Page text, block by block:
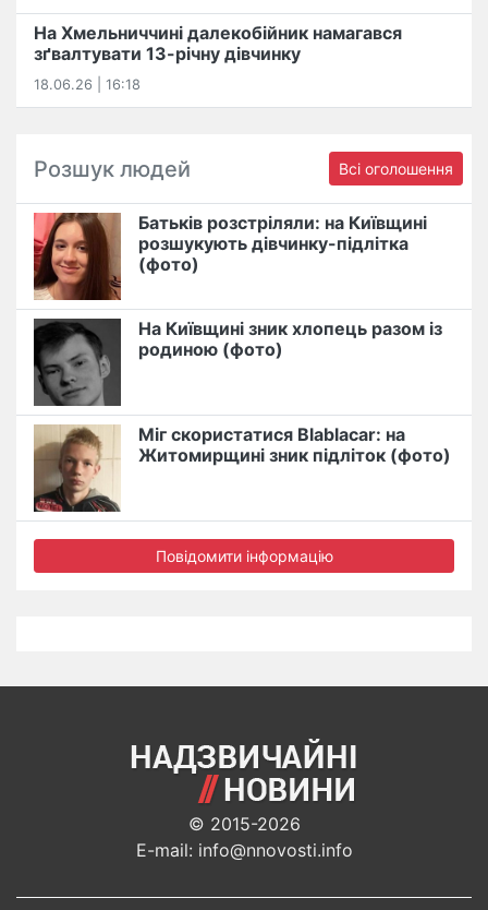
На Хмельниччині далекобійник намагався
зґвалтувати 13-річну дівчинку
18.06.26 | 16:18
Розшук людей Всі оголошення
Батьків розстріляли: на Київщині
розшукують дівчинку-підлітка
(фото)
На Київщині зник хлопець разом із
родиною (фото)
Міг скористатися Blablacar: на
Житомирщині зник підліток (фото)
Повідомити інформацію
© 2015-2026
E-mail: info@nnovosti.info